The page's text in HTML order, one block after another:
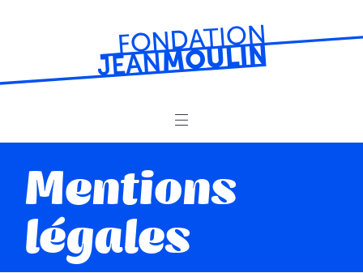
Prêts
Résidences de vacances
Mentions
légales